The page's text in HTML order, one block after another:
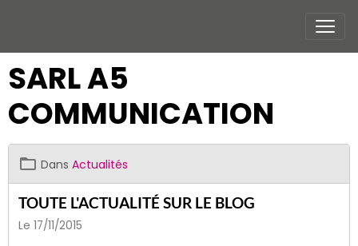
SARL A5
COMMUNICATION
Dans Actualités
TOUTE L'ACTUALITÉ SUR LE BLOG
Le 17/11/2015